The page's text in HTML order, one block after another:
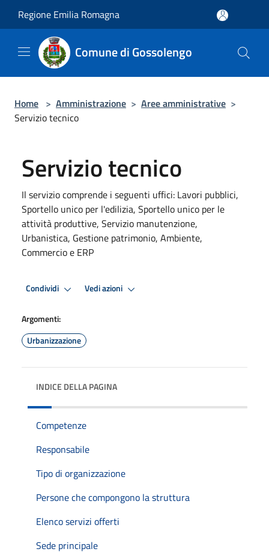
Regione Emilia Romagna
Comune di Gossolengo
Home > Amministrazione > Aree amministrative >
Servizio tecnico
Servizio tecnico
Il servizio comprende i seguenti uffici: Lavori pubblici,
Sportello unico per l'edilizia, Sportello unico per le
attività produttive, Servizio manutenzione,
Urbanistica, Gestione patrimonio, Ambiente,
Commercio e ERP
Condividi Vedi azioni
Argomenti:
Urbanizzazione
INDICE DELLA PAGINA
Competenze
Responsabile
Tipo di organizzazione
Persone che compongono la struttura
Elenco servizi offerti
Sede principale